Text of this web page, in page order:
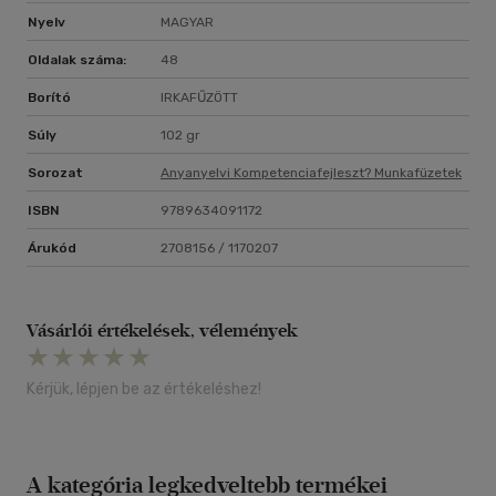
Nyelv MAGYAR
Oldalak száma: 48
Borító IRKAFŰZÖTT
Súly 102 gr
Sorozat Anyanyelvi Kompetenciafejleszt? Munkafüzetek
ISBN 9789634091172
Árukód 2708156 / 1170207
Vásárlói értékelések, vélemények
Kérjük, lépjen be az értékeléshez!
A kategória legkedveltebb termékei